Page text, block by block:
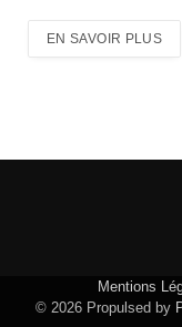
EN SAVOIR PLUS
Mentions
© 2026 Propulsed by